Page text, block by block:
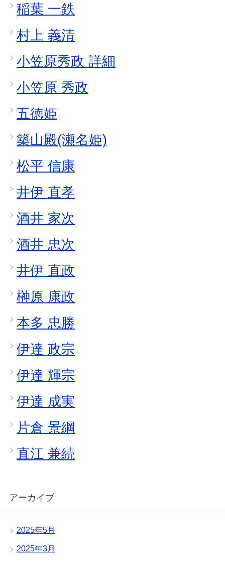
稲葉 一鉄
村上 義清
小笠原秀政 詳細
小笠原 秀政
五徳姫
築山殿(瀬名姫)
松平 信康
井伊 直孝
酒井 家次
酒井 忠次
井伊 直政
榊原 康政
本多 忠勝
伊達 政宗
伊達 輝宗
伊達 成実
片倉 景綱
直江 兼続
アーカイブ
2025年5月
2025年3月